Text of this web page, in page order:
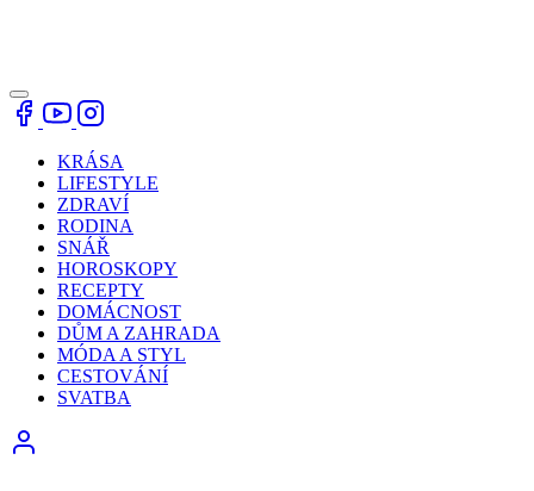
KRÁSA
LIFESTYLE
ZDRAVÍ
RODINA
SNÁŘ
HOROSKOPY
RECEPTY
DOMÁCNOST
DŮM A ZAHRADA
MÓDA A STYL
CESTOVÁNÍ
SVATBA